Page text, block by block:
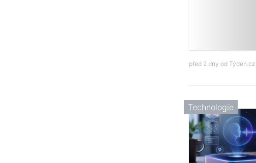
před 2 dny od Týden.cz
Technologie